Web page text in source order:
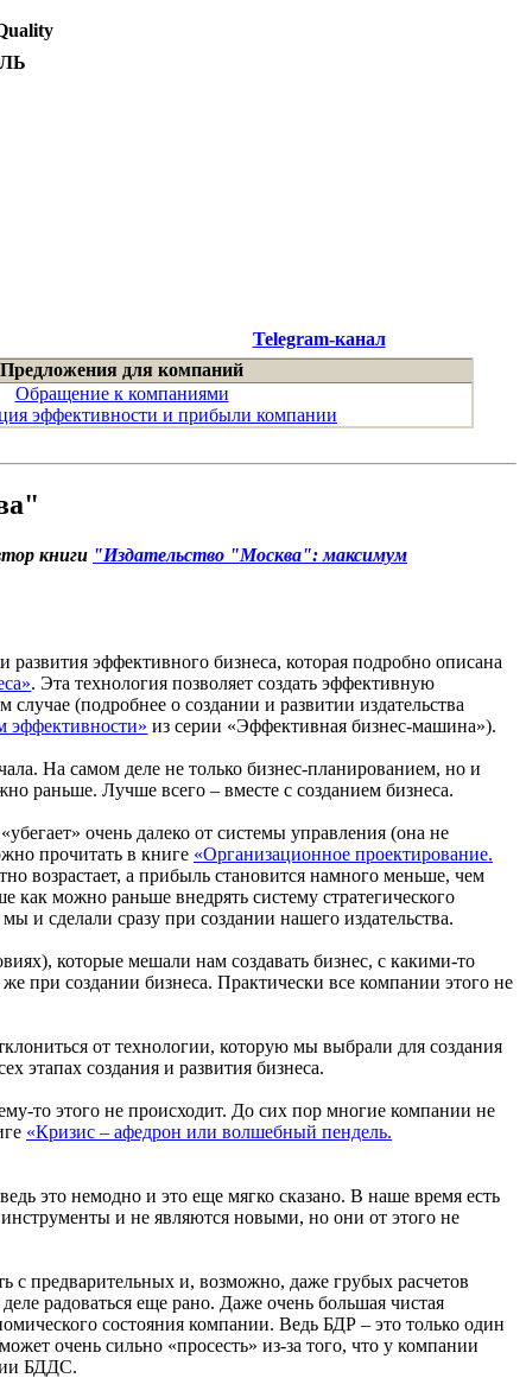
Telegram-канал
Предложения для компаний
Обращение к компаниями
эффективности и прибыли компании
книги "Издательство "Москва": максимум
развития эффективного бизнеса, которая подробно описана
. Эта технология позволяет создать эффективную
(подробнее о создании и развитии издательства
эффективности» из серии «Эффективная бизнес-машина»).
На самом деле не только бизнес-планированием, но и
раньше. Лучше всего – вместе с созданием бизнеса.
очень далеко от системы управления (она не
прочитать в книге «Организационное проектирование.
возрастает, а прибыль становится намного меньше, чем
можно раньше внедрять систему стратегического
и сделали сразу при создании нашего издательства.
которые мешали нам создавать бизнес, с какими-то
при создании бизнеса. Практически все компании этого не
от технологии, которую мы выбрали для создания
этапах создания и развития бизнеса.
то этого не происходит. До сих пор многие компании не
«Кризис – афедрон или волшебный пендель.
это немодно и это еще мягко сказано. В наше время есть
и не являются новыми, но они от этого не
с предварительных и, возможно, даже грубых расчетов
радоваться еще рано. Даже очень большая чистая
состояния компании. Ведь БДР – это только один
очень сильно «просесть» из-за того, что у компании
БДДС.